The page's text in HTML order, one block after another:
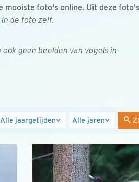
mooiste foto's online. Uit deze
de foto zelf.
geen beelden van vogels in
Jaargetijden Jaren